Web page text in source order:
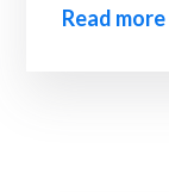
Read more